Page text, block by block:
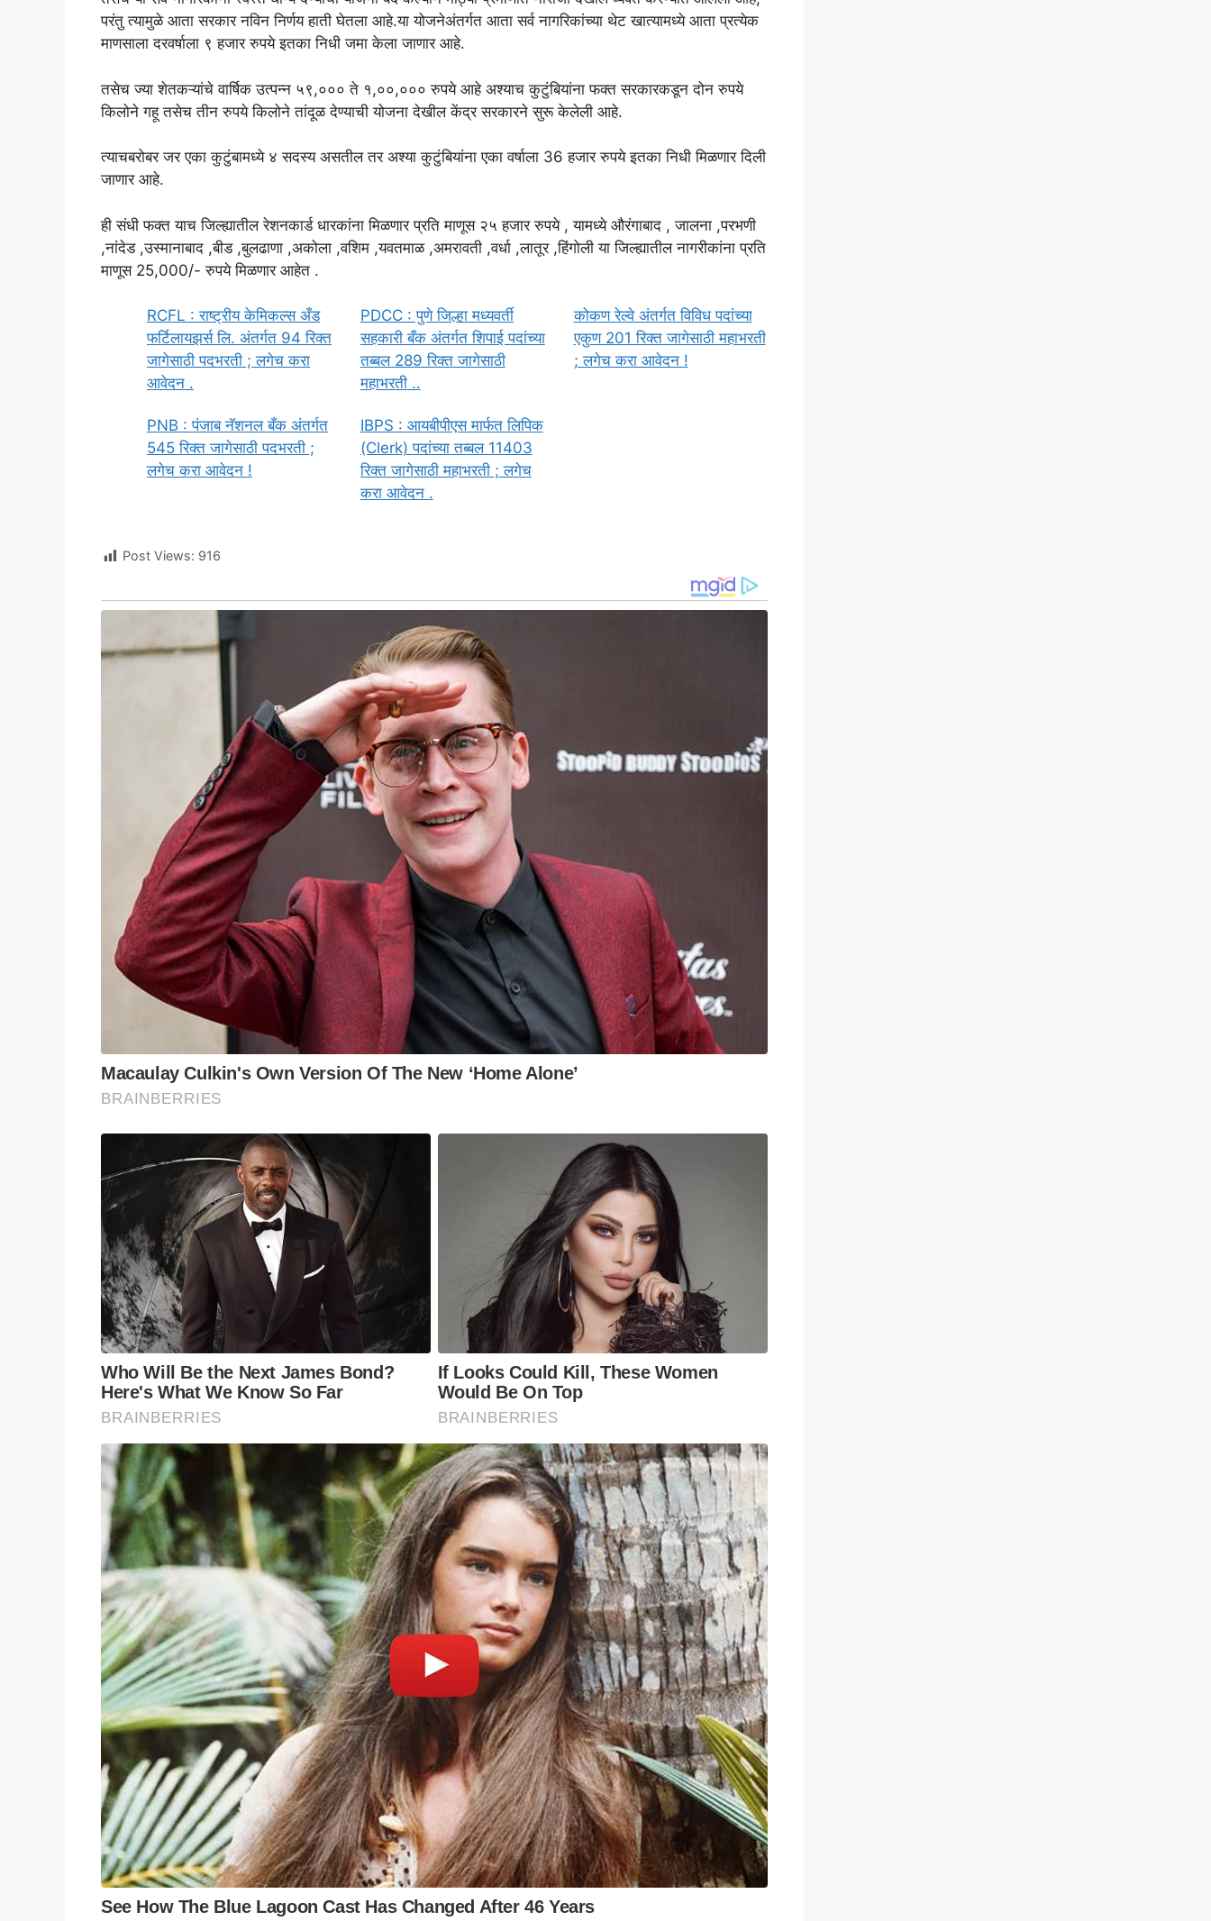
परंतु त्यामुळे आता सरकार नविन निर्णय हाती घेतला आहे.या योजनेअंतर्गत आता सर्व नागरिकांच्या थेट खात्यामध्ये आता प्रत्येक
माणसाला दरवर्षाला ९ हजार रुपये इतका निधी जमा केला जाणार आहे.
तसेच ज्या शेतकऱ्यांचे वार्षिक उत्पन्न ५९,००० ते १,००,००० रुपये आहे अश्याच कुटुंबियांना फक्त सरकारकडून दोन रुपये
किलोने गहू तसेच तीन रुपये किलोने तांदूळ देण्याची योजना देखील केंद्र सरकारने सुरू केलेली आहे.
त्याचबरोबर जर एका कुटुंबामध्ये ४ सदस्य असतील तर अश्या कुटुंबियांना एका वर्षाला 36 हजार रुपये इतका निधी मिळणार दिली
जाणार आहे.
ही संधी फक्त याच जिल्ह्यातील रेशनकार्ड धारकांना मिळणार प्रति माणूस २५ हजार रुपये , यामध्ये औरंगाबाद , जालना ,परभणी
,नांदेड ,उस्मानाबाद ,बीड ,बुलढाणा ,अकोला ,वशिम ,यवतमाळ ,अमरावती ,वर्धा ,लातूर ,हिंगोली या जिल्ह्यातील नागरीकांना प्रति
माणूस 25,000/- रुपये मिळणार आहेत .
RCFL : राष्ट्रीय केमिकल्स अँड
फर्टिलायझर्स लि. अंतर्गत 94 रिक्त
जागेसाठी पदभरती ; लगेच करा
आवेदन .
PDCC : पुणे जिल्हा मध्यवर्ती
सहकारी बँक अंतर्गत शिपाई पदांच्या
तब्बल 289 रिक्त जागेसाठी
महाभरती ..
कोकण रेल्वे अंतर्गत विविध पदांच्या
एकुण 201 रिक्त जागेसाठी महाभरती
; लगेच करा आवेदन !
PNB : पंजाब नॅशनल बँक अंतर्गत
545 रिक्त जागेसाठी पदभरती ;
लगेच करा आवेदन !
IBPS : आयबीपीएस मार्फत लिपिक
(Clerk) पदांच्या तब्बल 11403
रिक्त जागेसाठी महाभरती ; लगेच
करा आवेदन .
Post Views: 916